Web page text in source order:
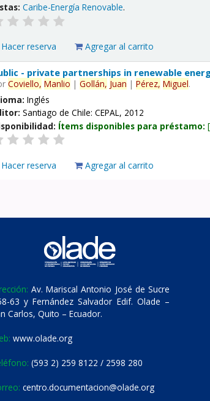
Caribe-Energía Renovable.
Hacer reserva Agregar al carrito
- private partnerships in renewable
Coviello, Manlio |Gollán, Juan |Pérez, Miguel.
Inglés
Santiago de Chile: CEPAL, 2012
Ítems disponibles para préstamo:
Hacer reserva Agregar al carrito
Av. Mariscal Antonio José de Sucre
63 y Fernández Salvador Edif. Olade –
Carlos, Quito – Ecuador.
www.olade.org
(593 2) 259 8122 / 2598 280
centro.documentacion@olade.org